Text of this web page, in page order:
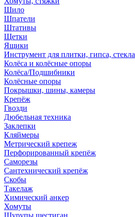
Шило
Шпатели
Штативы
Щетки
Ящики
Инструмент для плитки, гипса, стекла
Колёса и колёсные опоры
Колёса/Подшибники
Колёсные опоры
Покрышки, шины, камеры
Крепёж
Гвозди
Дюбельная техника
Заклепки
Кляймеры
Метрический крепеж
Перфорированный крепёж
Саморезы
Сантехнический крепёж
Скобы
Такелаж
Химический анкер
Хомуты
Шурупы шестиган.